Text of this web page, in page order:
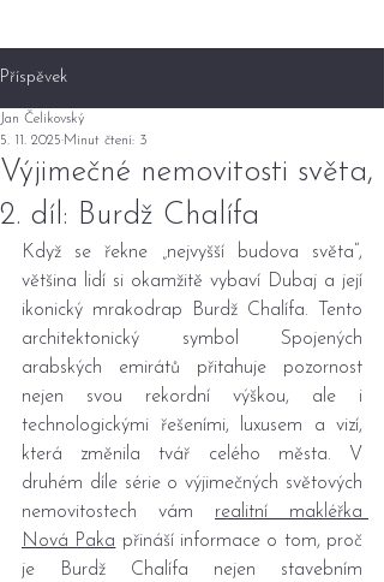
Příspěvek
Výjimečné nemovitosti světa,
2. díl: Burdž Chalífa
Jan Čelikovský
5. 11. 2025 Minut čtení: 3
Když se řekne „nejvyšší budova světa“,
většina lidí si okamžitě vybaví Dubaj a její
ikonický mrakodrap Burdž Chalífa. Tento
architektonický symbol Spojených
arabských emirátů přitahuje pozornost
nejen svou rekordní výškou, ale i
technologickými řešeními, luxusem a vizí,
která změnila tvář celého města. V
druhém díle série o výjimečných světových
nemovitostech vám realitní makléřka
Nová Paka přináší informace o tom, proč
je Burdž Chalífa nejen stavebním